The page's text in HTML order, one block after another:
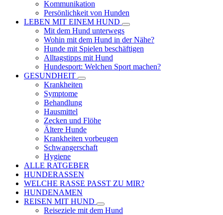
Kommunikation
Persönlichkeit von Hunden
LEBEN MIT EINEM HUND
Mit dem Hund unterwegs
Wohin mit dem Hund in der Nähe?
Hunde mit Spielen beschäftigen
Alltagstipps mit Hund
Hundesport: Welchen Sport machen?
GESUNDHEIT
Krankheiten
Symptome
Behandlung
Hausmittel
Zecken und Flöhe
Ältere Hunde
Krankheiten vorbeugen
Schwangerschaft
Hygiene
ALLE RATGEBER
HUNDERASSEN
WELCHE RASSE PASST ZU MIR?
HUNDENAMEN
REISEN MIT HUND
Reiseziele mit dem Hund